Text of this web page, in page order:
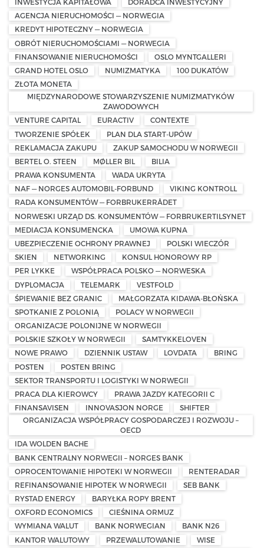
INWESTYCJA KAPITAŁOWA
DORADCA INWESTYCYJNY
AGENCJA NIERUCHOMOŚCI — NORWEGIA
KREDYT HIPOTECZNY — NORWEGIA
OBRÓT NIERUCHOMOŚCIAMI — NORWEGIA
FINANSOWANIE NIERUCHOMOŚCI
OSLO MYNTGALLERI
GRAND HOTEL OSLO
NUMIZMATYKA
100 DUKATÓW
ZŁOTA MONETA
MIĘDZYNARODOWE STOWARZYSZENIE NUMIZMATYKÓW
ZAWODOWYCH
VENTURE CAPITAL
EURACTIV
CONTEXTE
TWORZENIE SPÓŁEK
PLAN DLA START-UPÓW
REKLAMACJA ZAKUPU
ZAKUP SAMOCHODU W NORWEGII
BERTEL O. STEEN
MØLLER BIL
BILIA
PRAWA KONSUMENTA
WADA UKRYTA
NAF — NORGES AUTOMOBIL-FORBUND
VIKING KONTROLL
RADA KONSUMENTÓW — FORBRUKERRÅDET
NORWESKI URZĄD DS. KONSUMENTÓW — FORBRUKERTILSYNET
MEDIACJA KONSUMENCKA
UMOWA KUPNA
UBEZPIECZENIE OCHRONY PRAWNEJ
POLSKI WIECZÓR
SKIEN
NETWORKING
KONSUL HONOROWY RP
PER LYKKE
WSPÓŁPRACA POLSKO — NORWESKA
DYPLOMACJA
TELEMARK
VESTFOLD
ŚPIEWANIE BEZ GRANIC
MAŁGORZATA KIDAWA-BŁOŃSKA
SPOTKANIE Z POLONIĄ
POLACY W NORWEGII
ORGANIZACJE POLONIJNE W NORWEGII
POLSKIE SZKOŁY W NORWEGII
SAMTYKKELOVEN
NOWE PRAWO
DZIENNIK USTAW LOVDATA
BRING
POSTEN
POSTEN BRING
SEKTOR TRANSPORTU I LOGISTYKI W NORWEGII
PRACA DLA KIEROWCY
PRAWA JAZDY KATEGORII C
FINANSAVISEN
INNOVASJON NORGE
SHIFTER
ORGANIZACJA WSPÓŁPRACY GOSPODARCZEJ I ROZWOJU –
OECD
IDA WOLDEN BACHE
BANK CENTRALNY NORWEGII – NORGES BANK
OPROCENTOWANIE HIPOTEKI W NORWEGII
RENTERADAR
REFINANSOWANIE HIPOTEK W NORWEGII
SEB BANK
RYSTAD ENERGY
BARYŁKA ROPY BRENT
OXFORD ECONOMICS
CIEŚNINA ORMUZ
WYMIANA WALUT
BANK NORWEGIAN
BANK N26
KANTOR WALUTOWY
PRZEWALUTOWANIE
WISE